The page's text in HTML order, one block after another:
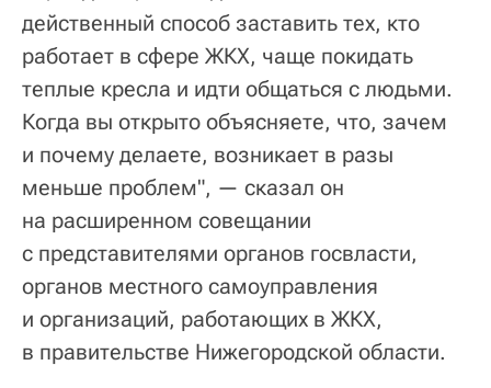
действенный способ заставить тех, кто
работает в сфере ЖКХ, чаще покидать
теплые кресла и идти общаться с людьми.
Когда вы открыто объясняете, что, зачем
и почему делаете, возникает в разы
меньше проблем", — сказал он
на расширенном совещании
с представителями органов госвласти,
органов местного самоуправления
и организаций, работающих в ЖКХ,
в правительстве Нижегородской области.